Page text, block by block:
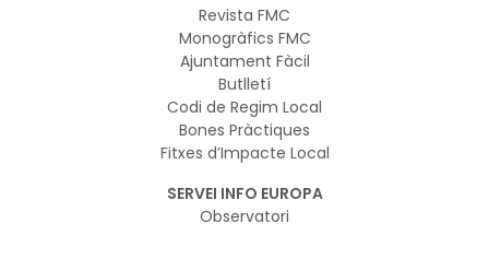
Revista FMC
Monogràfics FMC
Ajuntament Fàcil
Butlletí
Codi de Regim Local
Bones Pràctiques
Fitxes d’Impacte Local
SERVEI INFO EUROPA
Observatori